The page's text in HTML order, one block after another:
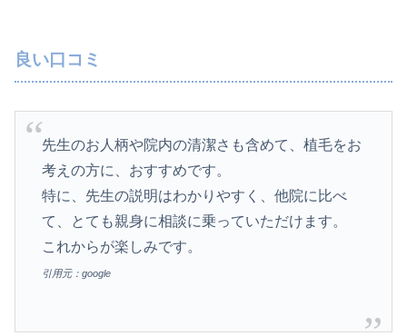
良い口コミ
先生のお人柄や院内の清潔さも含めて、植毛をお
考えの方に、おすすめです。
特に、先生の説明はわかりやすく、他院に比べ
て、とても親身に相談に乗っていただけます。
これからが楽しみです。
引用元：google